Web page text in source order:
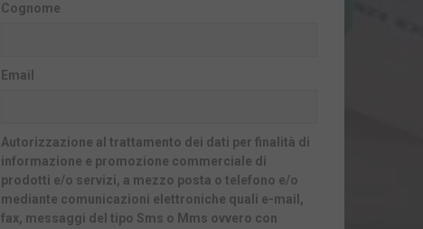
Cognome
Email
Autorizzazione al trattamento dei dati per finalità di
informazione e promozione commerciale di
prodotti e/o servizi, a mezzo posta o telefono e/o
mediante comunicazioni elettroniche quali e-mail,
fax, messaggi del tipo Sms o Mms ovvero con